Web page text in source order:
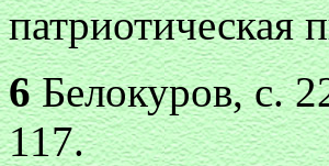
6Белокуров, с.
117.